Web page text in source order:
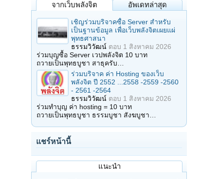
จากเว็บพลังจิต อัพเดทล่าสุด
เชิญร่วมบริจาคซื้อ Server สำหรับ
เป็นฐานข้อมูล เพื่อเว็บพลังจิตเผยแผ่
พุทธศาสนา
ธรรมวิวัฒน์ ตอบ 1 สิงหาคม 2026
ร่วมบุญซื้อ Server เวปพลังจิต 10 บาท
ถวายเป็นพุทธบูชา สาธุครับ…
ร่วมบริจาค ค่า Hosting ของเว็บ
พลังจิต ปี 2552 ...2558 -2559 -2560
- 2561 -2564
ธรรมวิวัฒน์ ตอบ 1 สิงหาคม 2026
ร่วมทำบุญ ค่า hosting = 10 บาท
ถวายเป็นพุทธบูชา ธรรมบูชา สังฆบูชา…
แชร์หน้านี้
แนะนำ